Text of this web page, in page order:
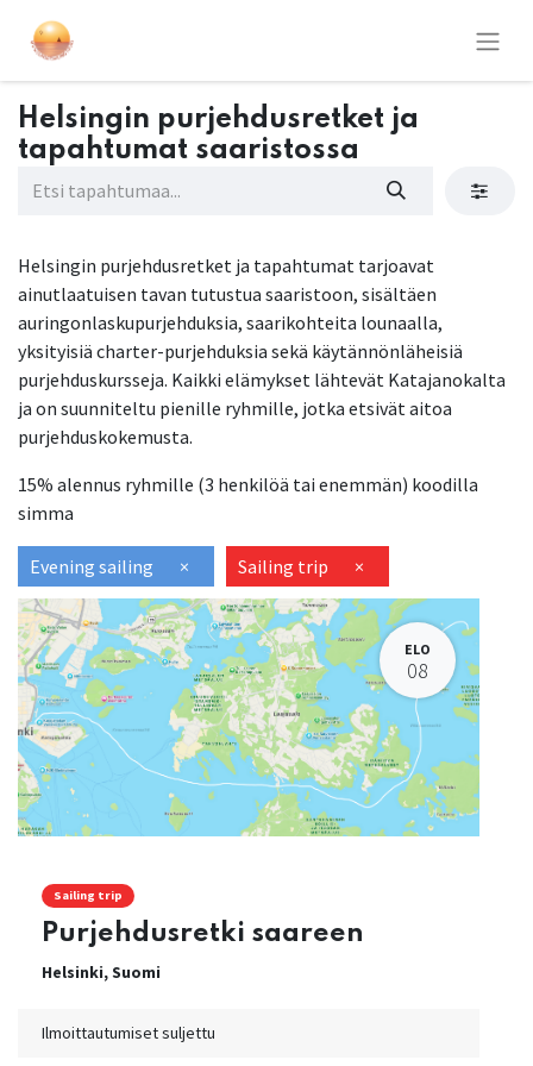
Helsingin purjehdusretket ja
tapahtumat saaristossa
Helsingin purjehdusretket ja tapahtumat tarjoavat
ainutlaatuisen tavan tutustua saaristoon, sisältäen
auringonlaskupurjehduksia, saarikohteita lounaalla,
yksityisiä charter-purjehduksia sekä käytännönläheisiä
purjehduskursseja. Kaikki elämykset lähtevät Katajanokalta
ja on suunniteltu pienille ryhmille, jotka etsivät aitoa
purjehduskokemusta.
15% alennus ryhmille (3 henkilöä tai enemmän) koodilla
simma
Evening sailing × Sailing trip ×
ELO
08
Sailing trip
Purjehdusretki saareen
Helsinki,Suomi
Ilmoittautumiset suljettu